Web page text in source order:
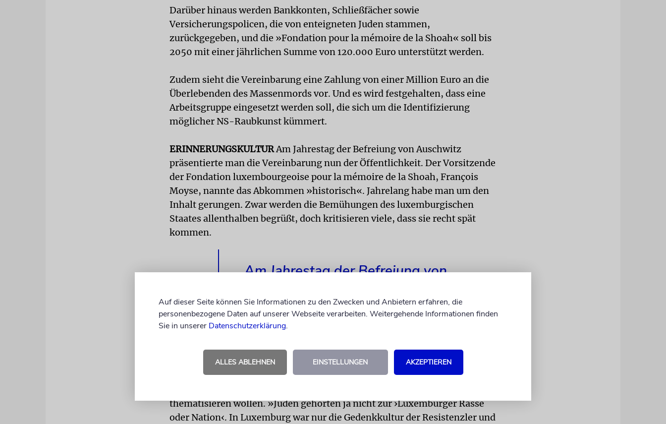
Darüber hinaus werden Bankkonten, Schließfächer sowie
Versicherungspolicen, die von enteigneten Juden stammen,
zurückgegeben, und die »Fondation pour la mémoire de la Shoah« soll bis
2050 mit einer jährlichen Summe von 120.000 Euro unterstützt werden.
Zudem sieht die Vereinbarung eine Zahlung von einer Million Euro an die
Überlebenden des Massenmords vor. Und es wird festgehalten, dass eine
Arbeitsgruppe eingesetzt werden soll, die sich um die Identifizierung
möglicher NS-Raubkunst kümmert.
ERINNERUNGSKULTURAm Jahrestag der Befreiung von Auschwitz
präsentierte man die Vereinbarung nun der Öffentlichkeit. Der Vorsitzende
der Fondation luxembourgeoise pour la mémoire de la Shoah, François
Moyse, nannte das Abkommen »historisch«. Jahrelang habe man um den
Inhalt gerungen. Zwar werden die Bemühungen des luxemburgischen
Staates allenthalben begrüßt, doch kritisieren viele, dass sie recht spät
kommen.
Am Jahrestag der Befreiung von
Vereinbarung nun der Öffentlichkeit.
Das habe mit der Erinnerungskultur im Land zu tun, erklärte der Gründer
von »MemoShoah«, Henri Juda, in einem Interview mit der Zeitschrift
thematisieren wollen. »Juden gehörten ja nicht zur ›Luxemburger Rasse
oder Nation‹. In Luxemburg war nur die Gedenkkultur der Resistenzler und
Auf dieser Seite können Sie Informationen zu den Zwecken und Anbietern erfahren, die
personenbezogene Daten auf unserer Webseite verarbeiten. Weitergehende Informationen finden
Sie in unserer Datenschutzerklärung.
ALLES ABLEHNEN EINSTELLUNGEN AKZEPTIEREN